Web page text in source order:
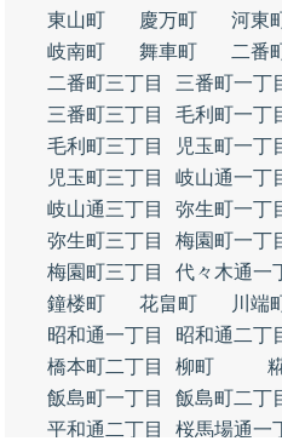
東山町
慶万町 河東
岐南町
舞車町 二番
二番町三丁目
三番町一丁
三番町三丁目
毛利町一丁
毛利町三丁目
児玉町一丁
児玉町三丁目
岐山通一丁
岐山通三丁目
弥生町一丁
弥生町三丁目
梅園町一丁
梅園町三丁目
代々木通一
鐘楼町
花畠町 川端
昭和通一丁目
昭和通二丁
橋本町二丁目
柳町
飯島町一丁目
飯島町二丁
平和通二丁目
桜馬場通一